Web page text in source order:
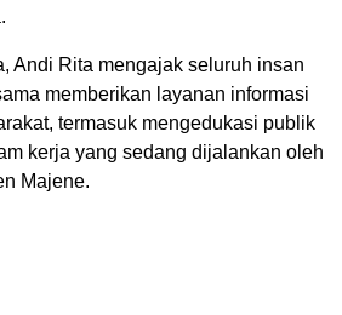
Andi Rita mengajak seluruh insan
memberikan layanan informasi
termasuk mengedukasi publik
kerja yang sedang dijalankan oleh
Majene.